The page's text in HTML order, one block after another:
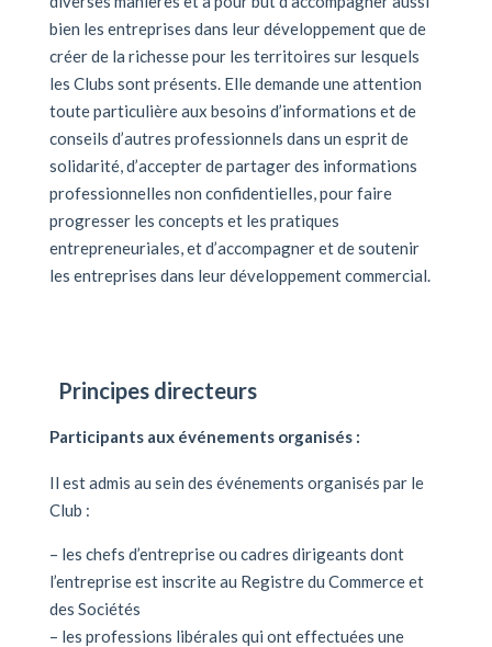
bien les entreprises dans leur développement que de
créer de la richesse pour les territoires sur lesquels
les Clubs sont présents. Elle demande une attention
toute particulière aux besoins d’informations et de
conseils d’autres professionnels dans un esprit de
solidarité, d’accepter de partager des informations
professionnelles non confidentielles, pour faire
progresser les concepts et les pratiques
entrepreneuriales, et d’accompagner et de soutenir
les entreprises dans leur développement commercial.
Principes directeurs
Participants aux événements organisés :
Il est admis au sein des événements organisés par le
Club :
– les chefs d’entreprise ou cadres dirigeants dont
l’entreprise est inscrite au Registre du Commerce et
des Sociétés
– les professions libérales qui ont effectuées une